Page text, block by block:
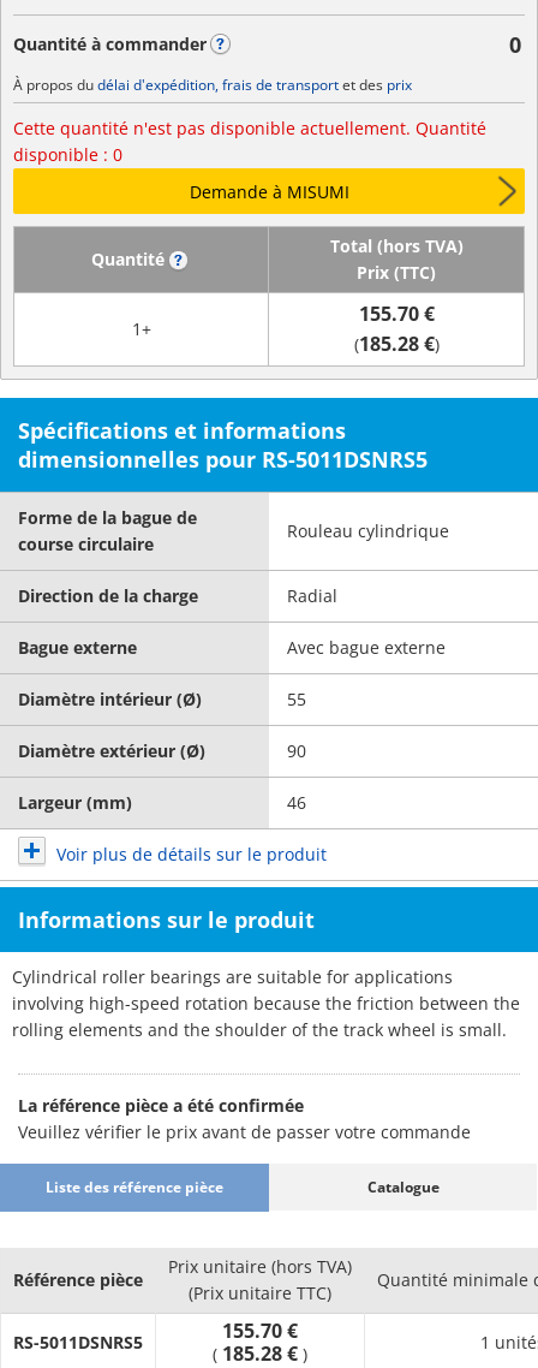
Quantité à commander 0
À propos dudélai d'expédition, frais de transportet des prix
Cette quantité n'est pas disponible actuellement. Quantité
disponible : 0
Demande à MISUMI
Quantité
Total (hors TVA)
Prix (TTC)
1+
155.70 €
(185.28 €)
Spécifications et informations
dimensionnelles pour RS-5011DSNRS5
Forme de la bague de
course circulaire
Rouleau cylindrique
Direction de la charge Radial
Bague externe Avec bague externe
Diamètre intérieur (Ø) 55
Diamètre extérieur (Ø) 90
Largeur (mm) 46
Voir plus de détails sur le produit
Informations sur le produit
Cylindrical roller bearings are suitable for applications
involving high-speed rotation because the friction between the
rolling elements and the shoulder of the track wheel is small.
La référence pièce a été confirmée
Veuillez vérifier le prix avant de passer votre commande
Liste des référence pièce Catalogue
Référence pièce
Prix unitaire (hors TVA)
(Prix unitaire TTC)
Quantité minimale
RS-5011DSNRS5 155.70 €
( 185.28 € )
1